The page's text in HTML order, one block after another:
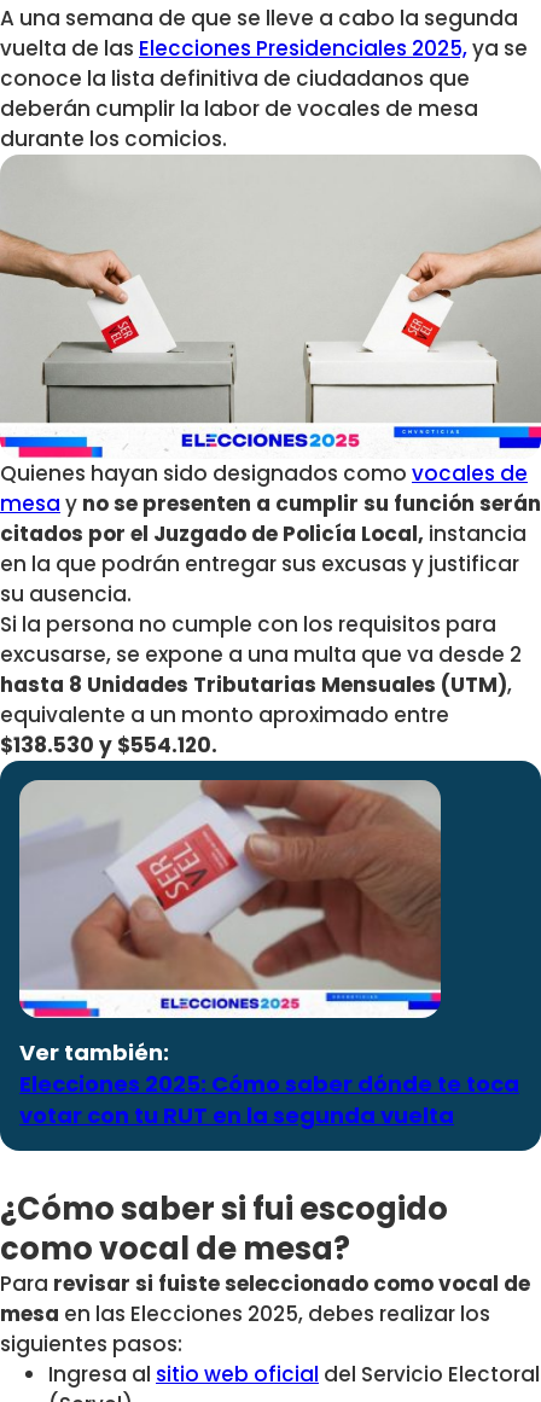
A una semana de que se lleve a cabo la segunda
vuelta de las Elecciones Presidenciales 2025,ya se
conoce la lista definitiva de ciudadanos que
deberán cumplir la labor de vocales de mesa
durante los comicios.
Quienes hayan sido designados como vocales de
mesa y no se presenten a cumplir su función serán
citados por el Juzgado de Policía Local, instancia
en la que podrán entregar sus excusas y justificar
su ausencia.
Si la persona no cumple con los requisitos para
excusarse, se expone a una multa que va desde 2
hasta 8 Unidades Tributarias Mensuales (UTM),
equivalente a un monto aproximado entre
$138.530 y $554.120.
Ver también:
Elecciones 2025: Cómo saber dónde te toca
votar con tu RUT en la segunda vuelta
¿Cómo saber si fui escogido
como vocal de mesa?
Para revisar si fuiste seleccionado como vocal de
mesa en las Elecciones 2025, debes realizar los
siguientes pasos:
Ingresa al sitio web oficial del Servicio Electoral